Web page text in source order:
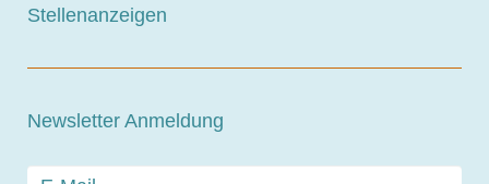
Stellenanzeigen
Newsletter Anmeldung